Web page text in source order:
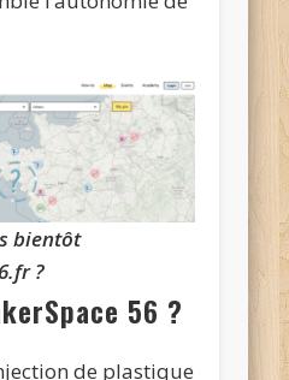
bientôt
?
56 ?
de plastique